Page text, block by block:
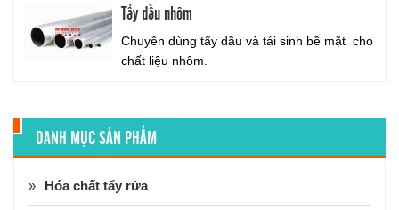
Tẩy dầu nhôm
Chuyên dùng tẩy dầu và tái sinh bề mặt cho
chất liệu nhôm.
DANH MỤC SẢN PHẨM
Hóa chất tẩy rửa